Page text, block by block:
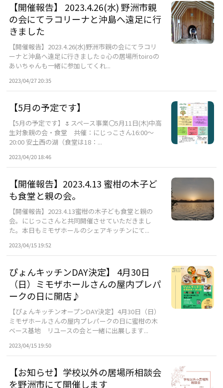
【開催報告】 2023.4.26(水) 野洲市親
の会にてラコリーナと沖島へ遠足に行
きました
【開催報告】2023.4.26(水)野洲市親の会にてラコリ
ーナと沖島へ遠足に行きました☺心の居場所toiroの
あいちゃんも一緒に参加してくれ...
2023/04/27 20:35
【5月の予定です】
【5月の予定です】🌷スペース事業〇5月11日(木)中高
生対象親の会・食堂 共催：にじっこさん16:00～
20:00 安土西の湖（食堂は18：...
2023/04/20 18:46
【開催報告】2023.4.13 蜜柑の木子ど
も食堂と親の会。
【開催報告】2023.4.13蜜柑の木子ども食堂と親の
会。にじっこさんと共同開催させていただきまし
た。本日もミモザホールのシェアキッチンにて...
2023/04/15 19:52
ぴょんキッチンDAY決定】 4月30日
（日）ミモザホールさんの屋内プレパ
ークの日に開店♪
【ぴょんキッチンオープンDAY決定】4月30日（日）
ミモザホールさんの屋内プレパークの日に蜜柑の木
ベース基地 リユースの会と一緒に出展します...
2023/04/15 19:50
【お知らせ】学校以外の居場所相談会
を野洲市にて開催します